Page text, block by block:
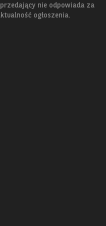
nie odpowiada za
ogłoszenia.